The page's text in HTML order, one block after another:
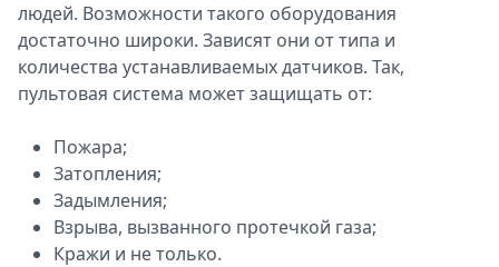
людей. Возможности такого оборудования
достаточно широки. Зависят они от типа и
количества устанавливаемых датчиков. Так,
пультовая система может защищать от:
Пожара;
Затопления;
Задымления;
Взрыва, вызванного протечкой газа;
Кражи и не только.